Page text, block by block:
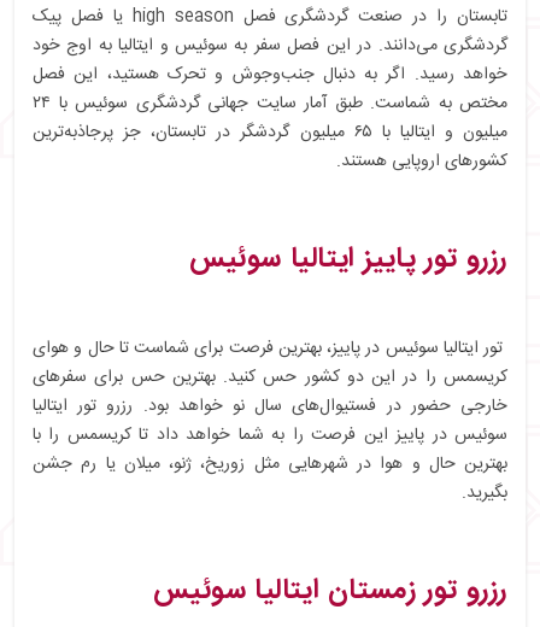
تابستان را در صنعت گردشگری فصل high season یا فصل پیک
گردشگری می‌دانند. در این فصل سفر به سوئیس و ایتالیا به اوج خود
خواهد رسید. اگر به دنبال جنب‌وجوش و تحرک هستید، این فصل
مختص به شماست. طبق آمار سایت جهانی گردشگری سوئیس با ۲۴
میلیون و ایتالیا با ۶۵ میلیون گردشگر در تابستان، جز پرجاذبه‌ترین
کشورهای اروپایی هستند.
رزرو تور پاییز ایتالیا سوئیس
تور ایتالیا سوئیس در پاییز، بهترین فرصت برای شماست تا حال و هوای
کریسمس را در این دو کشور حس کنید. بهترین حس برای سفرهای
خارجی حضور در فستیوال‌های سال نو خواهد بود. رزرو تور ایتالیا
سوئیس در پاییز این فرصت را به شما خواهد داد تا کریسمس را با
بهترین حال و هوا در شهرهایی مثل زوریخ، ژنو، میلان یا رم جشن
بگیرید.
رزرو تور زمستان ایتالیا سوئیس